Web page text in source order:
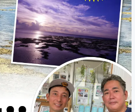
ンジ ビュ
CAMPFIRE for Social GoodCAMPFIRE
CAMPFIREふるさと納税machi-yaコミ